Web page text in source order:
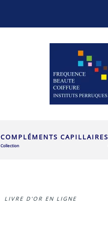
COMPLÉMENTS CAPILLAIRES
Collection
LIVRE D'OR EN LIGNE